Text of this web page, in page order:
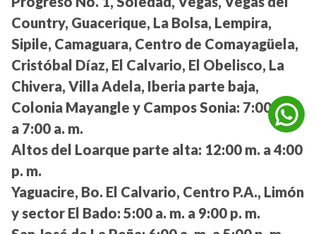
Country, Guacerique, La Bolsa, Lempira,
Sipile, Camaguara, Centro de Comayagüela,
Cristóbal Díaz, El Calvario, El Obelisco, La
Chivera, Villa Adela, Iberia parte baja,
Colonia Mayangle y Campos Sonia: 7:00 p. m.
a 7:00 a. m.
Altos del Loarque parte alta: 12:00 m. a 4:00
p. m.
Yaguacire, Bo. El Calvario, Centro P.A., Limón
y sector El Bado: 5:00 a. m. a 9:00 p. m.